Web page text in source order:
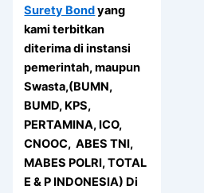
Surety Bondyang
kami terbitkan
diterima di instansi
pemerintah, maupun
Swasta,(BUMN,
BUMD, KPS,
PERTAMINA, ICO,
CNOOC, ABES TNI,
MABES POLRI, TOTAL
E & P INDONESIA) Di